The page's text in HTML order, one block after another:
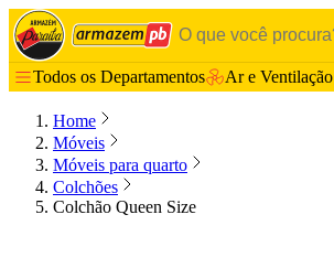
Todos os Departamentos Ar e Ventilação
Home
Móveis
Móveis para quarto
Colchões
Colchão Queen Size